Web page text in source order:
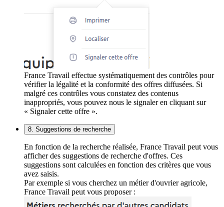
France Travail effectue systématiquement des contrôles pour
vérifier la légalité et la conformité des offres diffusées. Si
malgré ces contrôles vous constatez des contenus
inappropriés, vous pouvez nous le signaler en cliquant sur
« Signaler cette offre ».
8. Suggestions de recherche
En fonction de la recherche réalisée, France Travail peut vous
afficher des suggestions de recherche d'offres. Ces
suggestions sont calculées en fonction des critères que vous
avez saisis.
Par exemple si vous cherchez un métier d'ouvrier agricole,
France Travail peut vous proposer :